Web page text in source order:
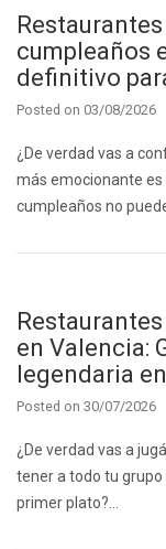
cumpleaños
definitivo
Posted on 03/08/2026
¿De verdad vas a
más emocionante es
cumpleaños no puede
en Valencia:
legendaria
Posted on 30/07/2026
¿De verdad vas a
tener a todo tu grupo
primer plato?…